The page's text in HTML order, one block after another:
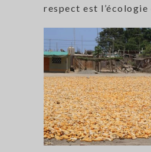
respect est l’écologie